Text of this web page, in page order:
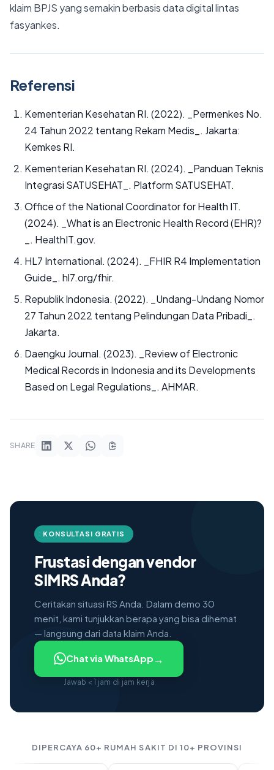
klaim BPJS yang semakin berbasis data digital lintas
fasyankes.
Referensi
Kementerian Kesehatan RI. (2022). _Permenkes No.
24 Tahun 2022 tentang Rekam Medis_. Jakarta:
Kemkes RI.
Kementerian Kesehatan RI. (2024). _Panduan Teknis
Integrasi SATUSEHAT_. Platform SATUSEHAT.
Office of the National Coordinator for Health IT.
(2024). _What is an Electronic Health Record (EHR)?
_. HealthIT.gov.
HL7 International. (2024). _FHIR R4 Implementation
Guide_. hl7.org/fhir.
Republik Indonesia. (2022). _Undang-Undang Nomor
27 Tahun 2022 tentang Pelindungan Data Pribadi_.
Jakarta.
Daengku Journal. (2023). _Review of Electronic
Medical Records in Indonesia and its Developments
Based on Legal Regulations_. AHMAR.
SHARE
KONSULTASI GRATIS
Frustasi dengan vendor
SIMRS Anda?
Ceritakan situasi RS Anda. Dalam demo 30
menit, kami tunjukkan berapa yang bisa dihemat
— langsung dari data klaim Anda.
Chat via WhatsApp→
Jawab < 1 jam di jam kerja
DIPERCAYA 60+ RUMAH SAKIT DI 10+ PROVINSI